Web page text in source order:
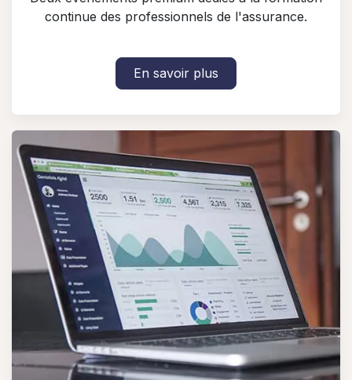
continue des professionnels de l'assurance.
En savoir plus